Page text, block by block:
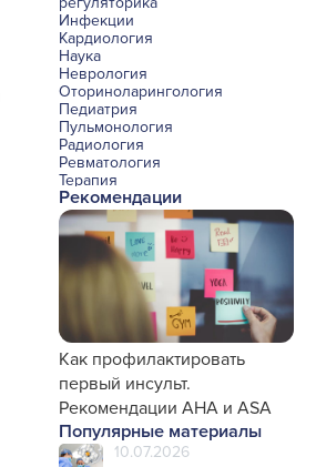
Инфекции
Кардиология
Наука
Неврология
Оториноларингология
Педиатрия
Пульмонология
Радиология
Ревматология
Терапия
Урология и нефрология
Фармакология
Хирургия с реаниматологией
Эндокринология
Психиатрия
Офтальмология
Эндоскопия
Стоматология
Травматология и ортопедия
Генетика
Фтизиатрия
Рекомендации
Как профилактировать
первый инсульт.
Рекомендации AHA и ASA
Популярные материалы
10.07.2026